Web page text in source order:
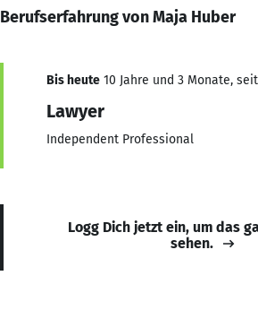
Berufserfahrung von Maja Huber
Bis heute 10 Jahre und 3 Monate,
Lawyer
Independent Professional
Logg Dich jetzt ein, um das
sehen.